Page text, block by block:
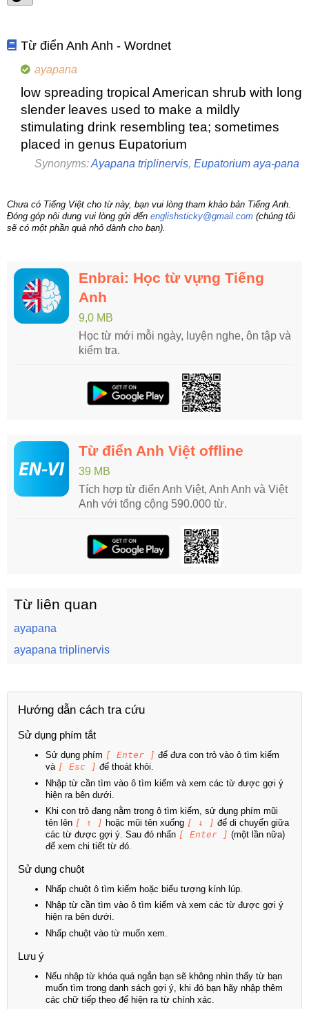
Từ điển Anh Anh - Wordnet
ayapana
low spreading tropical American shrub with long
slender leaves used to make a mildly
stimulating drink resembling tea; sometimes
placed in genus Eupatorium
Synonyms:Ayapana triplinervis, Eupatorium aya-pana
Chưa có Tiếng Việt cho từ này, bạn vui lòng tham khảo bản Tiếng Anh.
Đóng góp nội dung vui lòng gửi đến englishsticky@gmail.com (chúng tôi
sẽ có một phần quà nhỏ dành cho bạn).
Enbrai: Học từ vựng Tiếng
Anh
9,0 MB
Học từ mới mỗi ngày, luyện nghe, ôn tập và
kiểm tra.
Từ điển Anh Việt offline
39 MB
Tích hợp từ điển Anh Việt, Anh Anh và Việt
Anh với tổng cộng 590.000 từ.
Từ liên quan
ayapana
ayapana triplinervis
Hướng dẫn cách tra cứu
Sử dụng phím tắt
Sử dụng phím [ Enter ] để đưa con trỏ vào ô tìm kiếm
và [ Esc ] để thoát khỏi.
Nhập từ cần tìm vào ô tìm kiếm và xem các từ được gợi ý
hiện ra bên dưới.
Khi con trỏ đang nằm trong ô tìm kiếm, sử dụng phím mũi
tên lên [ ↑ ] hoặc mũi tên xuống [ ↓ ] để di chuyển giữa
các từ được gợi ý. Sau đó nhấn [ Enter ] (một lần nữa)
để xem chi tiết từ đó.
Sử dụng chuột
Nhấp chuột ô tìm kiếm hoặc biểu tượng kính lúp.
Nhập từ cần tìm vào ô tìm kiếm và xem các từ được gợi ý
hiện ra bên dưới.
Nhấp chuột vào từ muốn xem.
Lưu ý
Nếu nhập từ khóa quá ngắn bạn sẽ không nhìn thấy từ bạn
muốn tìm trong danh sách gợi ý, khi đó bạn hãy nhập thêm
các chữ tiếp theo để hiện ra từ chính xác.